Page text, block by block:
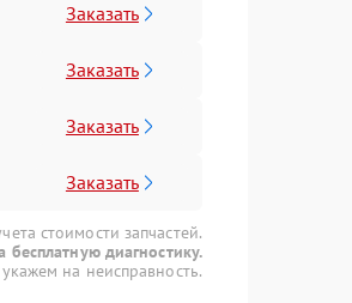
Заказать
Заказать
Заказать
Заказать
стоимости запчастей.
бесплатную диагностику.
на неисправность.